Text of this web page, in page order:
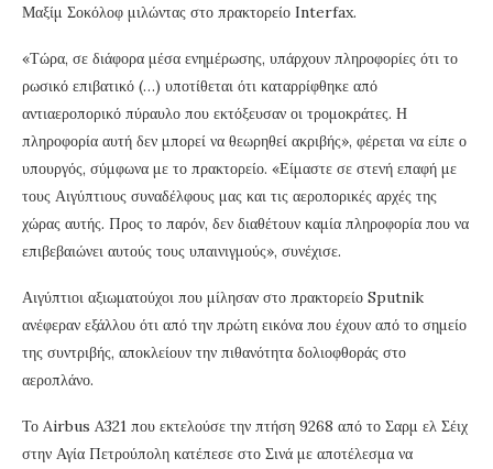
Μαξίμ Σοκόλοφ μιλώντας στο πρακτορείο Interfax.
«Τώρα, σε διάφορα μέσα ενημέρωσης, υπάρχουν πληροφορίες ότι το
ρωσικό επιβατικό (…) υποτίθεται ότι καταρρίφθηκε από
αντιαεροπορικό πύραυλο που εκτόξευσαν οι τρομοκράτες. Η
πληροφορία αυτή δεν μπορεί να θεωρηθεί ακριβής», φέρεται να είπε ο
υπουργός, σύμφωνα με το πρακτορείο. «Είμαστε σε στενή επαφή με
τους Αιγύπτιους συναδέλφους μας και τις αεροπορικές αρχές της
χώρας αυτής. Προς το παρόν, δεν διαθέτουν καμία πληροφορία που να
επιβεβαιώνει αυτούς τους υπαινιγμούς», συνέχισε.
Αιγύπτιοι αξιωματούχοι που μίλησαν στο πρακτορείο Sputnik
ανέφεραν εξάλλου ότι από την πρώτη εικόνα που έχουν από το σημείο
της συντριβής, αποκλείουν την πιθανότητα δολιοφθοράς στο
αεροπλάνο.
Το Airbus A321 που εκτελούσε την πτήση 9268 από το Σαρμ ελ Σέιχ
στην Αγία Πετρούπολη κατέπεσε στο Σινά με αποτέλεσμα να